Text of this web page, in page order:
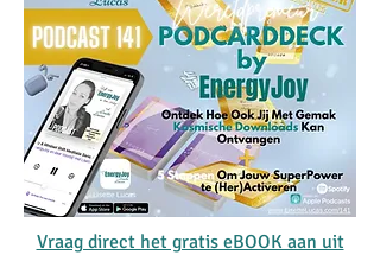
Vraag direct het gratis eBOOK aan uit